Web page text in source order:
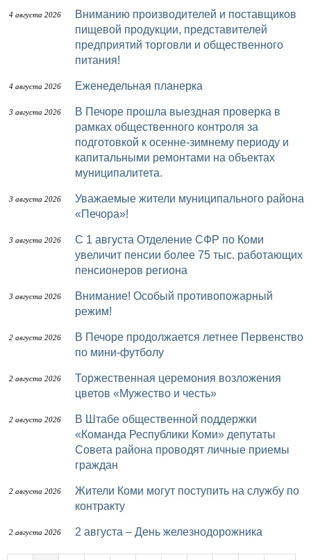
4 августа 2026
Вниманию производителей и поставщиков
пищевой продукции, представителей
предприятий торговли и общественного
питания!
4 августа 2026 Еженедельная планерка
3 августа 2026
В Печоре прошла выездная проверка в
рамках общественного контроля за
подготовкой к осенне-зимнему периоду и
капитальными ремонтами на объектах
муниципалитета.
3 августа 2026
Уважаемые жители муниципального района
«Печора»!
3 августа 2026
С 1 августа Отделение СФР по Коми
увеличит пенсии более 75 тыс. работающих
пенсионеров региона
3 августа 2026
Внимание! Особый противопожарный
режим!
2 августа 2026
В Печоре продолжается летнее Первенство
по мини-футболу
2 августа 2026
Торжественная церемония возложения
цветов «Мужество и честь»
2 августа 2026
В Штабе общественной поддержки
«Команда Республики Коми» депутаты
Совета района проводят личные приемы
граждан
2 августа 2026
Жители Коми могут поступить на службу по
контракту
2 августа 2026 2 августа – День железнодорожника